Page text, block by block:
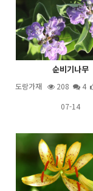
순비기나무
도랑가재 208 4
07-14